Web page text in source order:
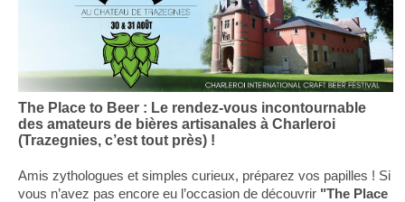
The Place to Beer : Le rendez-vous incontournable
des amateurs de bières artisanales à Charleroi
(Trazegnies, c’est tout près) !
Amis zythologues et simples curieux, préparez vos papilles ! Si
vous n’avez pas encore eu l’occasion de découvrir "The Place